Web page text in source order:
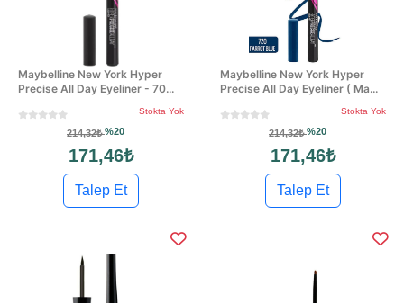
Maybelline New York Hyper
Precise All Day Eyeliner - 70...
Stokta Yok
214,32₺%20
171,46₺
Talep Et
Maybelline New York Hyper
Precise All Day Eyeliner ( Ma...
Stokta Yok
214,32₺%20
171,46₺
Talep Et